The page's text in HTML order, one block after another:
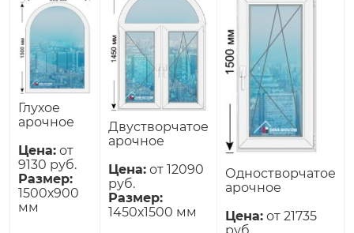
Глухое
арочное
Цена: от
9130 руб.
Размер:
1500х900
мм
Двустворчатое
арочное
Цена: от 12090
руб.
Размер:
1450х1500 мм
Одностворчатое
арочное
Цена: от 21735